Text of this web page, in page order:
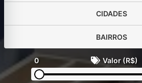
CIDADES
BAIRROS
0 Valor (R$)